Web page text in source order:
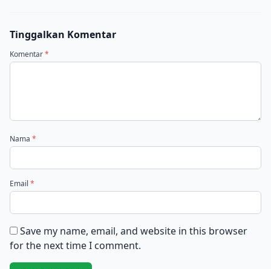
Tinggalkan Komentar
Komentar*
Nama *
Email *
Save my name, email, and website in this browser
for the next time I comment.